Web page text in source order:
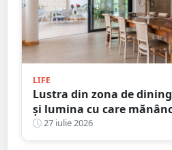
LIFE
Lustra din zona de
și lumina cu care
27 iulie 2026